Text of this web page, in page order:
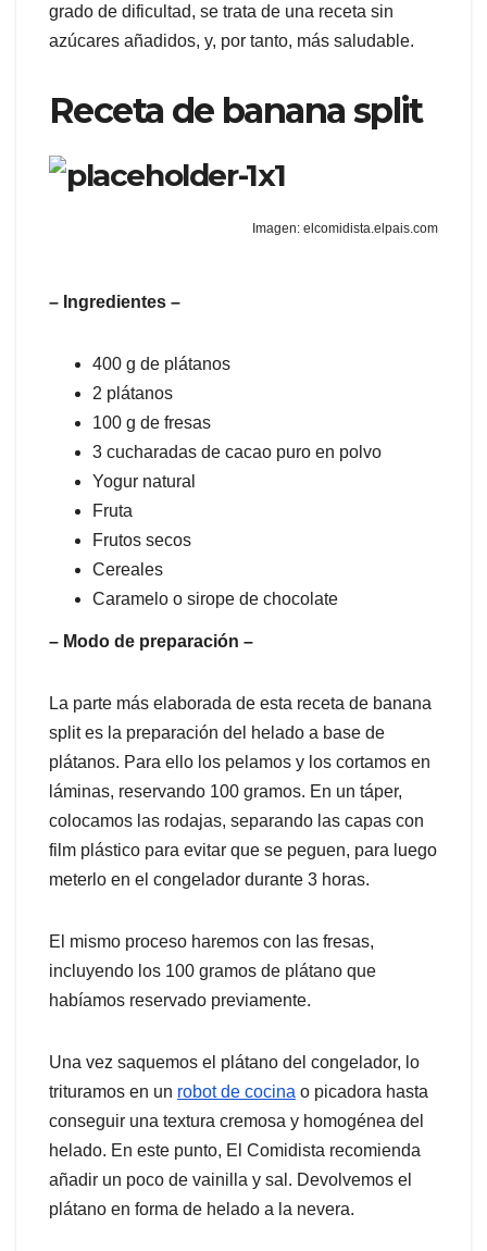
grado de dificultad, se trata de una receta sin
azúcares añadidos, y, por tanto, más saludable.
Receta de banana split
Imagen: elcomidista.elpais.com
– Ingredientes –
400 g de plátanos
2 plátanos
100 g de fresas
3 cucharadas de cacao puro en polvo
Yogur natural
Fruta
Frutos secos
Cereales
Caramelo o sirope de chocolate
– Modo de preparación –
La parte más elaborada de esta receta de banana
split es la preparación del helado a base de
plátanos. Para ello los pelamos y los cortamos en
láminas, reservando 100 gramos. En un táper,
colocamos las rodajas, separando las capas con
film plástico para evitar que se peguen, para luego
meterlo en el congelador durante 3 horas.
El mismo proceso haremos con las fresas,
incluyendo los 100 gramos de plátano que
habíamos reservado previamente.
Una vez saquemos el plátano del congelador, lo
trituramos en un robot de cocina o picadora hasta
conseguir una textura cremosa y homogénea del
helado. En este punto, El Comidista recomienda
añadir un poco de vainilla y sal. Devolvemos el
plátano en forma de helado a la nevera.